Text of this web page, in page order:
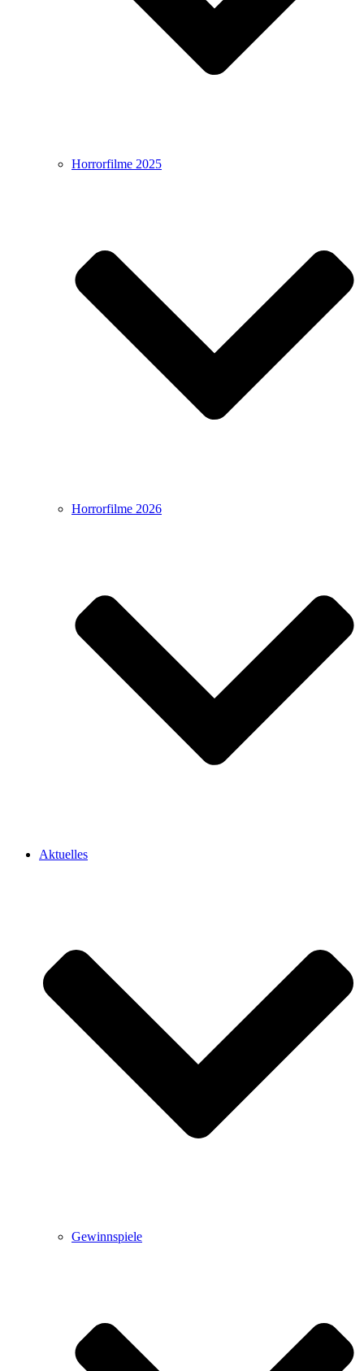
Horrorfilme 2025
Horrorfilme 2026
Aktuelles
Gewinnspiele